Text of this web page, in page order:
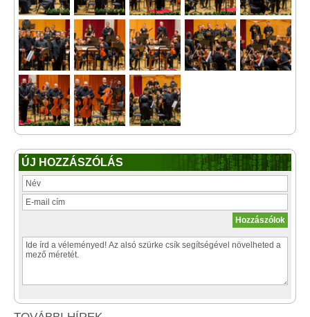
ÚJ HOZZÁSZÓLÁS